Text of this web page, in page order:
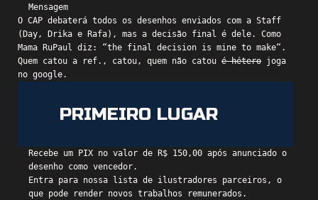
Mensagem
O CAP debaterá todos os desenhos enviados com a Staff
(Day, Drika e Rafa), mas a decisão final é dele. Como
Mama RuPaul diz: “the final decision is mine to make“.
Quem catou a ref., catou, quem não catou é hétero joga
no google.
PRIMEIRO LUGAR
Recebe um PIX no valor de R$ 150,00 após anunciado o
desenho como vencedor.
Entra para nossa lista de ilustradores parceiros, o
que pode render novos trabalhos remunerados.